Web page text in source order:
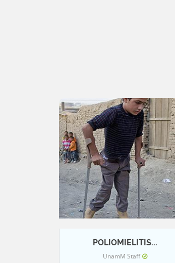
POLIOMIELITIS...
UnamM Staff